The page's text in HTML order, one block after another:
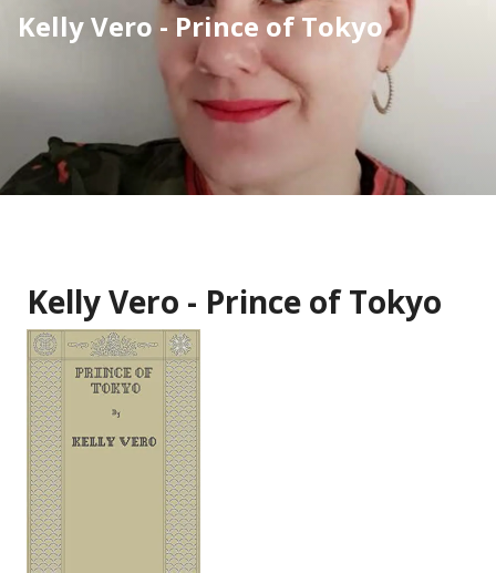
Kontakt
English
Kelly Vero - Prince of Tokyo
Kelly Vero - Prince of Tokyo